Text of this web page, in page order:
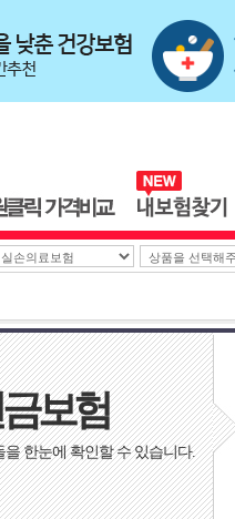
보험
한눈에 확인할 수 있습니다.